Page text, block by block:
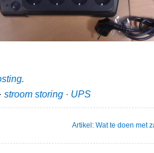
.
stroom storing · UPS
Artikel: Wat te doen met